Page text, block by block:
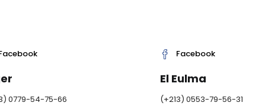
0779-54-75-66
Facebook
El Eulma
(+213) 0553-79-56-31